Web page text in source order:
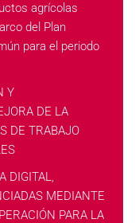
agrícolas
del Plan
para el periodo
Y
DE LA
DE TRABAJO
DIGITAL,
MEDIANTE
PARA LA